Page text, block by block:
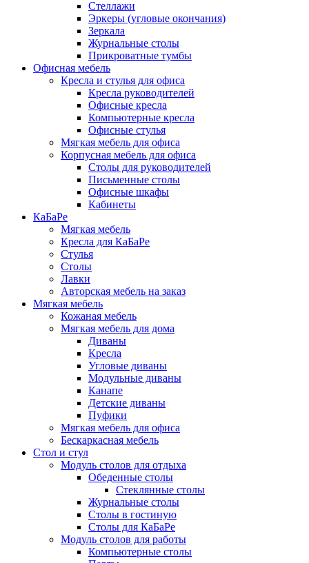
Стеллажи
Эркеры (угловые окончания)
Зеркала
Журнальные столы
Прикроватные тумбы
Офисная мебель
Кресла и стулья для офиса
Кресла руководителей
Офисные кресла
Компьютерные кресла
Офисные стулья
Мягкая мебель для офиса
Корпусная мебель для офиса
Столы для руководителей
Письменные столы
Офисные шкафы
Кабинеты
КаБаРе
Мягкая мебель
Кресла для КаБаРе
Стулья
Столы
Лавки
Авторская мебель на заказ
Мягкая мебель
Кожаная мебель
Мягкая мебель для дома
Диваны
Кресла
Угловые диваны
Модульные диваны
Канапе
Детские диваны
Пуфики
Мягкая мебель для офиса
Бескаркасная мебель
Стол и стул
Модуль столов для отдыха
Обеденные столы
Стеклянные столы
Журнальные столы
Столы в гостиную
Столы для КаБаРе
Модуль столов для работы
Компьютерные столы